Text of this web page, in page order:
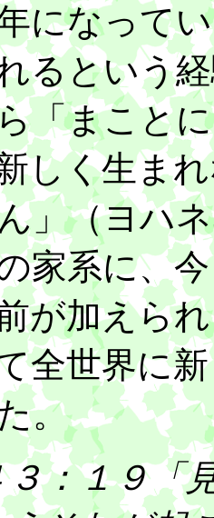
になって
るという
「まこと
しく生ま
」（ヨハ
系に、今
が加えら
全世界に
。
：１９「